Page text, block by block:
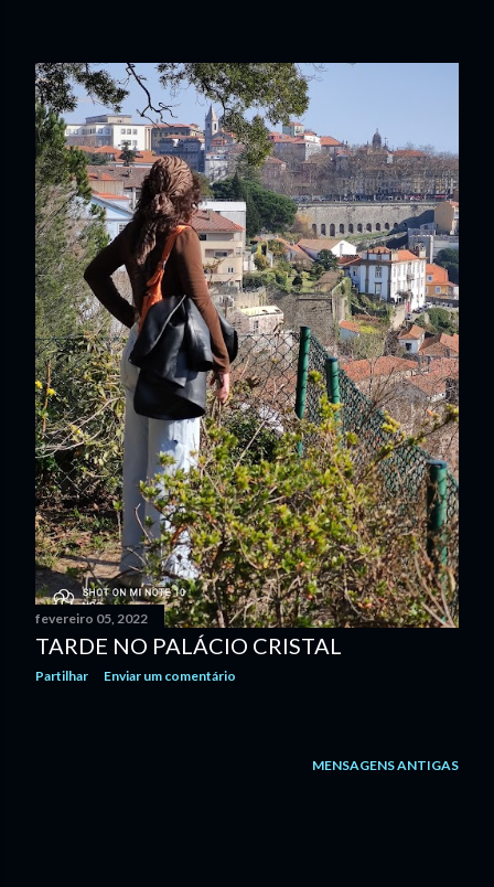
fevereiro 05, 2022
TARDE NO PALÁCIO CRISTAL
Partilhar Enviar um comentário
MENSAGENS ANTIGAS